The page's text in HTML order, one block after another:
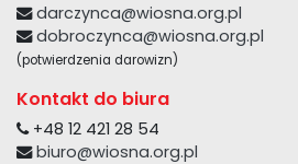
darczynca@wiosna.org.pl
dobroczynca@wiosna.org.pl
(potwierdzenia darowizn)
Kontakt do biura
+48 12 421 28 54
biuro@wiosna.org.pl